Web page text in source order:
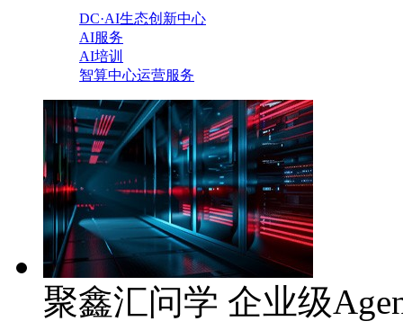
DC·AI生态创新中心
AI服务
AI培训
智算中心运营服务
聚鑫汇问学 企业级